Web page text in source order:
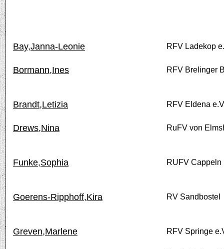
Bay,Janna-Leonie RFV Ladekop
Bormann,Ines RFV Brelinger
Brandt,Letizia RFV Eldena
Drews,Nina RuFV von
Funke,Sophia RUFV Cappeln
Goerens-Ripphoff,Kira RV Sandbostel
Greven,Marlene RFV Springe